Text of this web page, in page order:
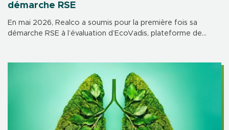
démarche RSE
En mai 2026, Realco a soumis pour la première fois sa
démarche RSE à l’évaluation d’EcoVadis, plateforme de